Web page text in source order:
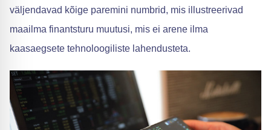
väljendavad kõige paremini numbrid, mis illustreerivad
maailma finantsturu muutusi, mis ei arene ilma
kaasaegsete tehnoloogiliste lahendusteta.